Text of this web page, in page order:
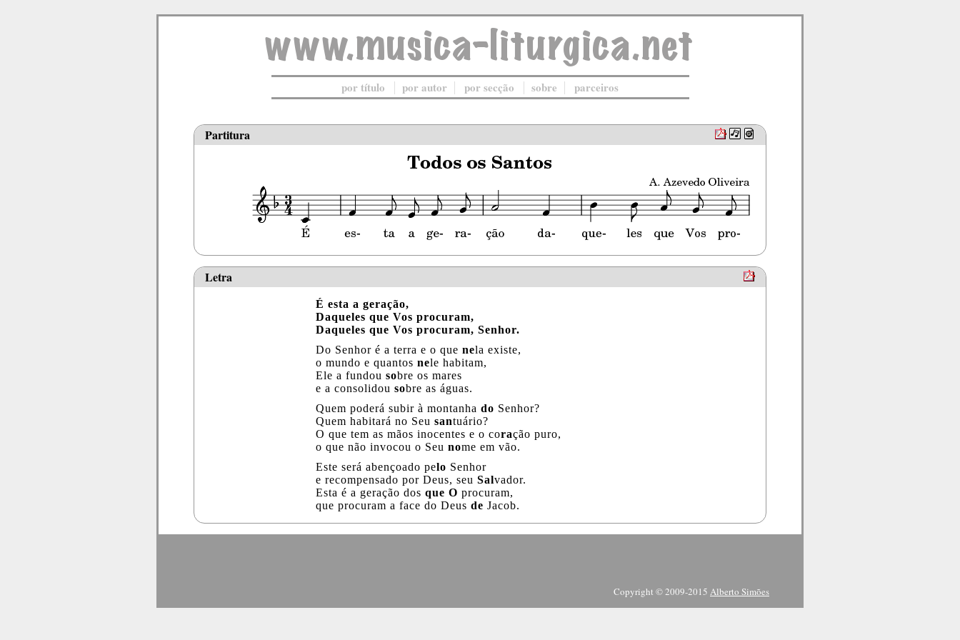
por título por autor por secção sobre parceiros
Partitura
Letra
É esta a geração,
Daqueles que Vos procuram,
Daqueles que Vos procuram, Senhor.
Do Senhor é a terra e o que nela existe,
o mundo e quantos nele habitam,
Ele a fundou sobre os mares
e a consolidou sobre as águas.
Quem poderá subir à montanha do Senhor?
Quem habitará no Seu santuário?
O que tem as mãos inocentes e o coração puro,
o que não invocou o Seu nome em vão.
Este será abençoado pelo Senhor
e recompensado por Deus, seu Salvador.
Esta é a geração dos que O procuram,
que procuram a face do Deus de Jacob.
Copyright © 2009-2015 Alberto Simões